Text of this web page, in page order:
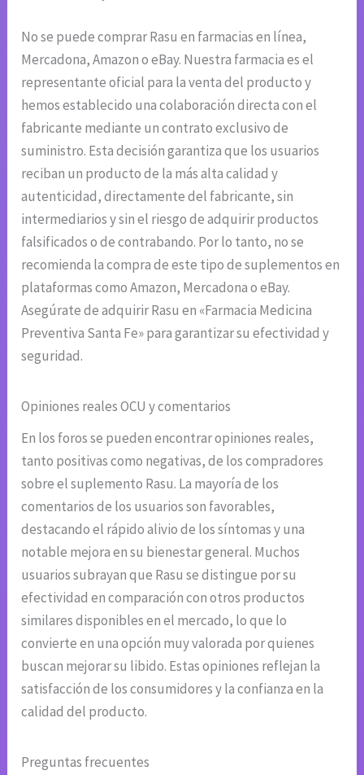
No se puede comprar Rasu en farmacias en línea,
Mercadona, Amazon o eBay. Nuestra farmacia es el
representante oficial para la venta del producto y
hemos establecido una colaboración directa con el
fabricante mediante un contrato exclusivo de
suministro. Esta decisión garantiza que los usuarios
reciban un producto de la más alta calidad y
autenticidad, directamente del fabricante, sin
intermediarios y sin el riesgo de adquirir productos
falsificados o de contrabando. Por lo tanto, no se
recomienda la compra de este tipo de suplementos en
plataformas como Amazon, Mercadona o eBay.
Asegúrate de adquirir Rasu en «Farmacia Medicina
Preventiva Santa Fe» para garantizar su efectividad y
seguridad.
Opiniones reales OCU y comentarios
En los foros se pueden encontrar opiniones reales,
tanto positivas como negativas, de los compradores
sobre el suplemento Rasu. La mayoría de los
comentarios de los usuarios son favorables,
destacando el rápido alivio de los síntomas y una
notable mejora en su bienestar general. Muchos
usuarios subrayan que Rasu se distingue por su
efectividad en comparación con otros productos
similares disponibles en el mercado, lo que lo
convierte en una opción muy valorada por quienes
buscan mejorar su libido. Estas opiniones reflejan la
satisfacción de los consumidores y la confianza en la
calidad del producto.
Preguntas frecuentes